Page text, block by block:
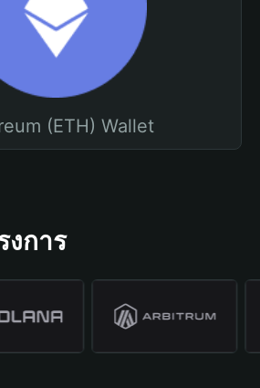
(ETH) Wallet
การ